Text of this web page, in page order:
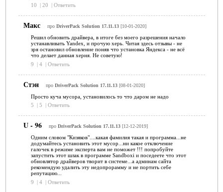
10
| 20 | Ответить
Макс про DriverPack Solution 17.11.13[10-01-2020]
Решил обновить драйвера, в итоге без моего разрешения начало
устанавливать Yandex, и прочую херь. Читая здесь отзывы - не
зря остановил обновление поняв что установка Яндекса - не всё
что делает данная херня. Не советую!
9
| 4 | Ответить
Стэн про DriverPack Solution 17.11.13[08-01-2020]
Просто куча мусора, установилось то что даром не надо
5
| 5 | Ответить
U - 96 про DriverPack Solution 17.11.13[12-12-2019]
Одним словом "Кизяков"....какая фамилия такая и программа...не
додумайтесь установить этот мусор...ни какое отключение
галочек в режиме эксперта вам не поможет !!! попробуйте
запустить этот шлак в программе Sandboxi и поседеете что этот
обновлятор драйверов творит в системе...а админам сайта
рекомендую удалить эту недопрорамму и не портить себе
репутацию...
9
| 4 | Ответить